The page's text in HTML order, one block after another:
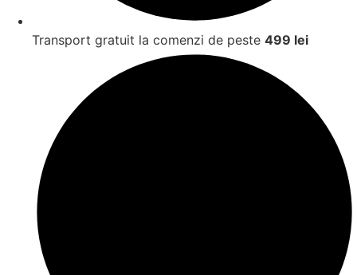
Transport gratuit la comenzi de peste 499 lei